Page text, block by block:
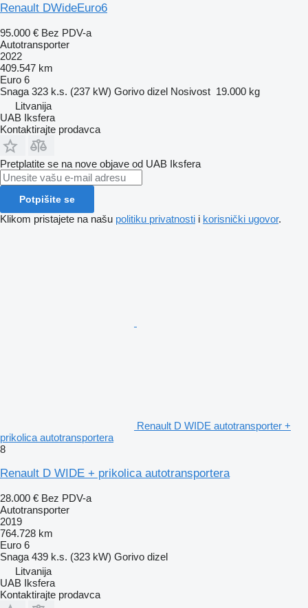
Renault DWideEuro6
95.000 € Bez PDV-a
Autotransporter
2022
409.547 km
Euro 6
Snaga 323 k.s. (237 kW) Gorivo dizel Nosivost 19.000 kg
Litvanija
UAB Iksfera
Kontaktirajte prodavca
Pretplatite se na nove objave od UAB Iksfera
Potpišite se
Klikom pristajete na našu politiku privatnosti i korisnički ugovor.
Renault D WIDE autotransporter +
prikolica autotransportera
8
Renault D WIDE + prikolica autotransportera
28.000 € Bez PDV-a
Autotransporter
2019
764.728 km
Euro 6
Snaga 439 k.s. (323 kW) Gorivo dizel
Litvanija
UAB Iksfera
Kontaktirajte prodavca